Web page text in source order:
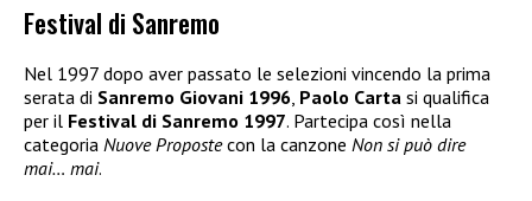
Festival di Sanremo
Nel 1997 dopo aver passato le selezioni vincendo la prima
serata di Sanremo Giovani 1996 Paolo Carta si qualifica
per il Festival di Sanremo 1997. Partecipa così nella
categoria Nuove Propostecon la canzone Non si può dire
mai… mai.